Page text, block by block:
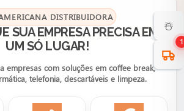
☃️
1
DISTRIBUIDORA
SUA EMPRESA PRECISA EM
UM SÓ LUGAR!
empresas com soluções em coffee break,
telefonia, descartáveis e limpeza.